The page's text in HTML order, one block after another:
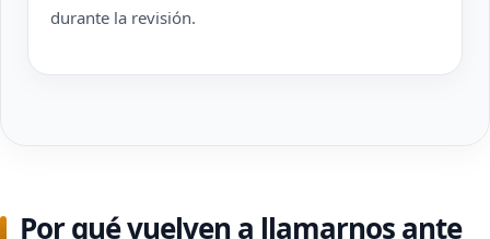
durante la revisión.
Por qué vuelven a llamarnos ante